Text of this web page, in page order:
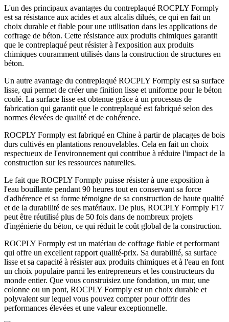
L'un des principaux avantages du contreplaqué ROCPLY Formply
est sa résistance aux acides et aux alcalis dilués, ce qui en fait un
choix durable et fiable pour une utilisation dans les applications de
coffrage de béton. Cette résistance aux produits chimiques garantit
que le contreplaqué peut résister à l'exposition aux produits
chimiques couramment utilisés dans la construction de structures en
béton.
Un autre avantage du contreplaqué ROCPLY Formply est sa surface
lisse, qui permet de créer une finition lisse et uniforme pour le béton
coulé. La surface lisse est obtenue grâce à un processus de
fabrication qui garantit que le contreplaqué est fabriqué selon des
normes élevées de qualité et de cohérence.
ROCPLY Formply est fabriqué en Chine à partir de placages de bois
durs cultivés en plantations renouvelables. Cela en fait un choix
respectueux de l'environnement qui contribue à réduire l'impact de la
construction sur les ressources naturelles.
Le fait que ROCPLY Formply puisse résister à une exposition à
l'eau bouillante pendant 90 heures tout en conservant sa force
d'adhérence et sa forme témoigne de sa construction de haute qualité
et de la durabilité de ses matériaux. De plus, ROCPLY Formply F17
peut être réutilisé plus de 50 fois dans de nombreux projets
d'ingénierie du béton, ce qui réduit le coût global de la construction.
ROCPLY Formply est un matériau de coffrage fiable et performant
qui offre un excellent rapport qualité-prix. Sa durabilité, sa surface
lisse et sa capacité à résister aux produits chimiques et à l'eau en font
un choix populaire parmi les entrepreneurs et les constructeurs du
monde entier. Que vous construisiez une fondation, un mur, une
colonne ou un pont, ROCPLY Formply est un choix durable et
polyvalent sur lequel vous pouvez compter pour offrir des
performances élevées et une valeur exceptionnelle.